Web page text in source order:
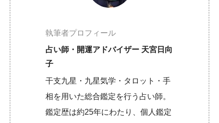
執筆者プロフィール
占い師・開運アドバイザー 天宮日向
子
干支九星・九星気学・タロット・手
相を用いた総合鑑定を行う占い師。
鑑定歴は約25年にわたり、個人鑑定